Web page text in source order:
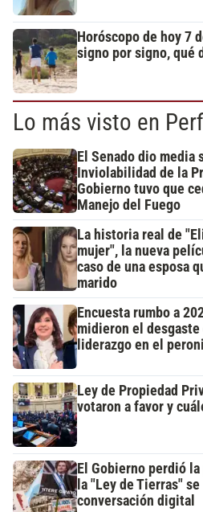
Horóscopo de hoy 7
signo por signo, qué
Lo más visto en
El Senado dio media
Inviolabilidad de la
Gobierno tuvo que
Manejo del Fuego
La historia real de
mujer", la nueva
caso de una esposa
marido
Encuesta rumbo a
midieron el
liderazgo en el
Ley de Propiedad
votaron a favor y
El Gobierno perdió
la "Ley de Tierras"
conversación digital